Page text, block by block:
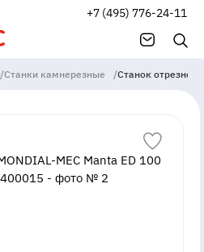
+7 (495) 776-24-11
/Станки камнерезные /Станок отрезной